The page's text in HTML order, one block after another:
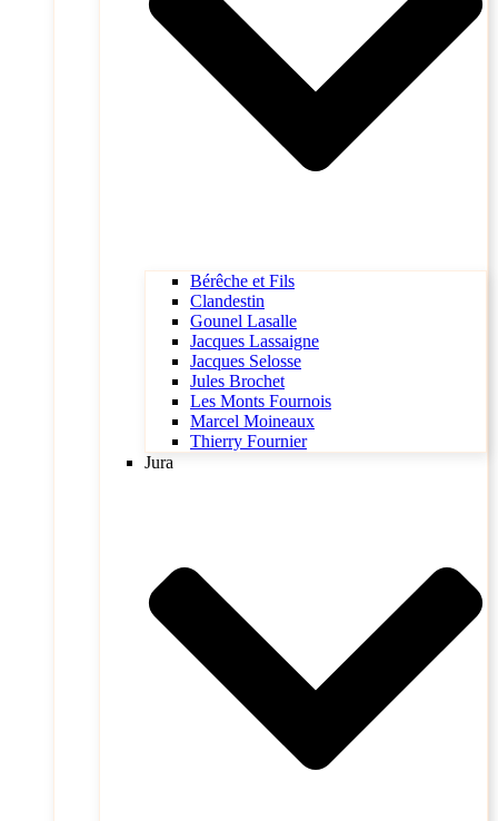
Bérêche et Fils
Clandestin
Gounel Lasalle
Jacques Lassaigne
Jacques Selosse
Jules Brochet
Les Monts Fournois
Marcel Moineaux
Thierry Fournier
Jura